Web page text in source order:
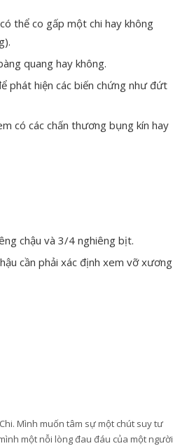
thể co gấp một chi hay không
quang hay không.
phát hiện các biến chứng như đứt
có các chấn thương bụng kín hay
chậu và 3/4 nghiêng bịt.
cần phải xác định xem vỡ xương
Mình muốn tâm sự một chút suy tư
một nỗi lòng đau đáu của một người